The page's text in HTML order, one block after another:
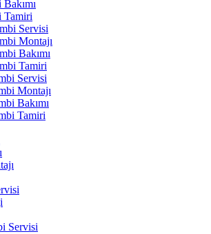
Tamiri
Servisi
Montajı
Bakımı
Tamiri
Servisi
Montajı
Bakımı
Tamiri
Servisi